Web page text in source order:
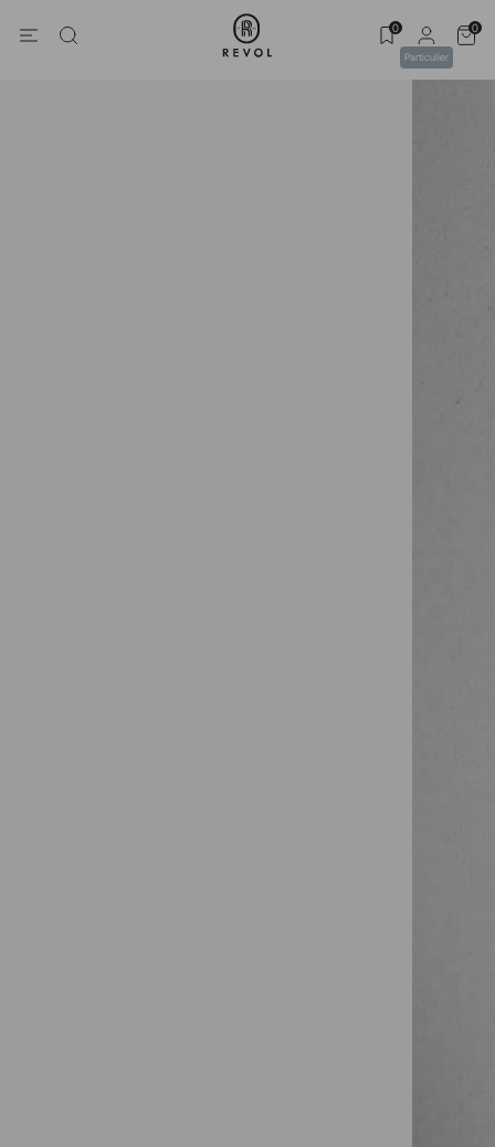
Particulier
0 0